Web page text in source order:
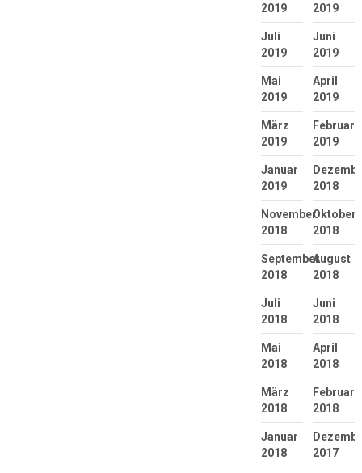
2019
2019
Juli
2019
Juni
2019
Mai
2019
April
2019
März
2019
Februar
2019
Januar
2019
2018
November
2018
Oktober
2018
September
2018
August
2018
Juli
2018
Juni
2018
Mai
2018
April
2018
März
2018
Februar
2018
Januar
2018
2017